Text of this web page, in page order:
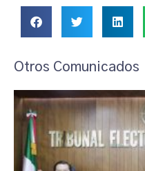
Otros Comunicados